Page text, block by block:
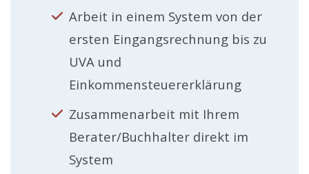
Arbeit in einem System von der
ersten Eingangsrechnung bis zu
UVA und
Einkommensteuererklärung
Zusammenarbeit mit Ihrem
Berater/Buchhalter direkt im
System